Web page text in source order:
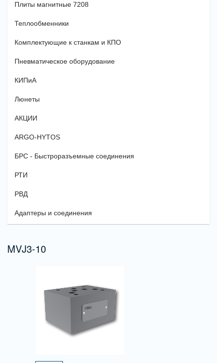
Плиты магнитные 7208
Теплообменники
Комплектующие к станкам и КПО
Пневматическое оборудование
КИПиА
Люнеты
АКЦИИ
ARGO-HYTOS
БРС - Быстроразъемные соединения
РТИ
РВД
Адаптеры и соединения
MVJ3-10